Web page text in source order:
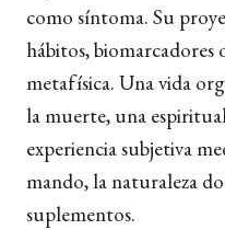
como síntoma. Su
hábitos,
metafísica. Una vida
la muerte, una
experiencia subjetiva
mando, la naturaleza
suplementos.